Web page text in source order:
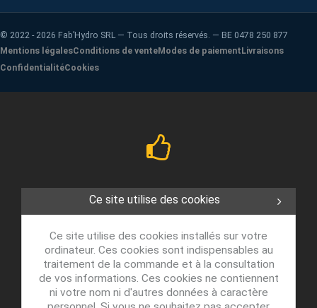
© 2022 - 2026 Fab’Hydro SRL — Tous droits réservés. — BE 0478 250 877
Mentions légalesConditions de venteModes de paiementLivraisons
ConfidentialitéCookies
Ce site utilise des cookies
Ce site utilise des cookies installés sur votre
ordinateur. Ces cookies sont indispensables au
traitement de la commande et à la consultation
de vos informations. Ces cookies ne contiennent
ni votre nom ni d'autres données à caractère